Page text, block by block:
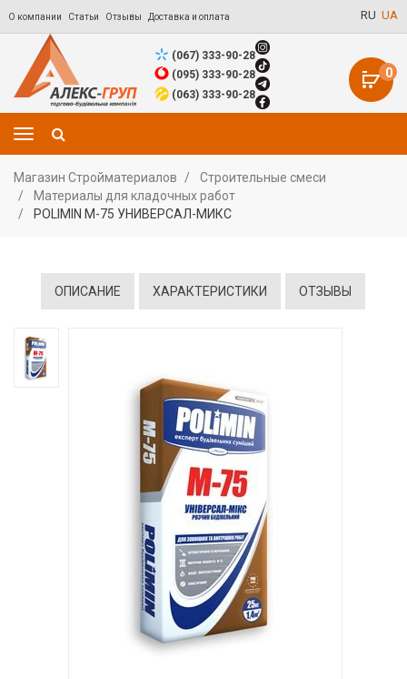
О компании Статьи Отзывы Доставка и оплата RU UA
0
(067) 333-90-28
(095) 333-90-28
(063) 333-90-28
Магазин Стройматериалов
Строительные смеси
Материалы для кладочных работ
POLIMIN М-75 УНИВЕРСАЛ-МИКС
ОПИСАНИЕ ХАРАКТЕРИСТИКИ ОТЗЫВЫ